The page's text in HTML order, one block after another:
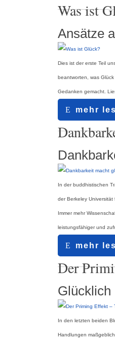
Was ist
Ansätze
Dies ist der erste Teil
beantworten, was
Gedanken gemacht.
mehr
14.05.2016
In der buddhistischen
der Berkeley
Immer mehr
leistungsfähiger und
mehr
Der
Glücklich
09.02.2015
In den letzten beiden
Handlungen